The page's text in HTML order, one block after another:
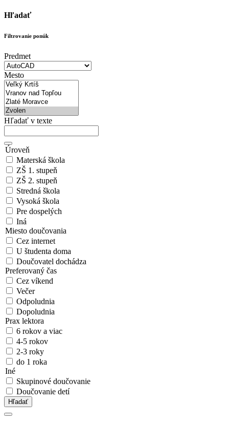
Hľadať
Filtrovanie ponúk
Predmet
Mesto
Hľadať v texte
Úroveň
Materská škola
ZŠ 1. stupeň
ZŠ 2. stupeň
Stredná škola
Vysoká škola
Pre dospelých
Iná
Miesto doučovania
Cez internet
U študenta doma
Doučovatel dochádza
Preferovaný čas
Cez víkend
Večer
Odpoludnia
Dopoludnia
Prax lektora
6 rokov a viac
4-5 rokov
2-3 roky
do 1 roka
Iné
Skupinové doučovanie
Doučovanie detí
Hľadať